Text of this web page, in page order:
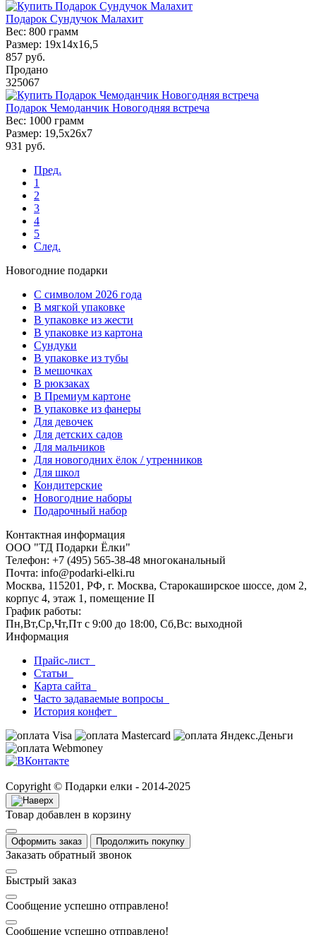
Подарок Сундучок Малахит
Вес: 800 грамм
Размер: 19х14х16,5
857 руб.
Продано
325067
Подарок Чемоданчик Новогодняя встреча
Вес: 1000 грамм
Размер: 19,5x26x7
931 руб.
Пред.
1
2
3
4
5
След.
Новогодние подарки
C символом 2026 года
В мягкой упаковке
В упаковке из жести
В упаковке из картона
Сундуки
В упаковке из тубы
В мешочках
В рюкзаках
В Премиум картоне
В упаковке из фанеры
Для девочек
Для детских садов
Для мальчиков
Для новогодних ёлок / утренников
Для школ
Кондитерские
Новогодние наборы
Подарочный набор
Контактная информация
ООО "ТД Подарки Ёлки"
Телефон: +7 (495) 565-38-48 многоканальный
Почта: info@podarki-elki.ru
Москва, 115201, РФ, г. Москва, Старокаширское шоссе, дом 2,
корпус 4, этаж 1, помещение II
График работы:
Пн,Вт,Ср,Чт,Пт с 9:00 до 18:00, Сб,Вс: выходной
Информация
Прайс-лист
Статьи
Карта сайта
Часто задаваемые вопросы
История конфет
Copyright © Подарки елки - 2014-2025
Товар добавлен в корзину
Оформить заказ Продолжить покупку
Заказать обратный звонок
Быстрый заказ
Сообщение успешно отправлено!
Сообщение успешно отправлено!